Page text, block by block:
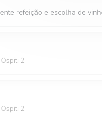
refeição e escolha de
2
2